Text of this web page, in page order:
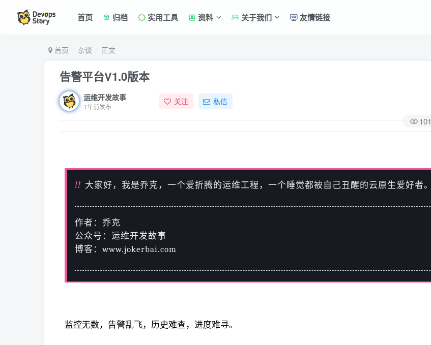
首页 归档 实用工具 资料 关于我们 友情链接
首页 杂谈 正文
告警平台V1.0版本
运维开发故事
1年前发布 关注 私信
101
!! 大家好，我是乔克，一个爱折腾的运维工程，一个睡觉都被自己丑醒的云原生爱好者。
作者：乔克
公众号：运维开发故事
博客：www.jokerbai.com
监控无数，告警乱飞，历史难查，进度难寻。